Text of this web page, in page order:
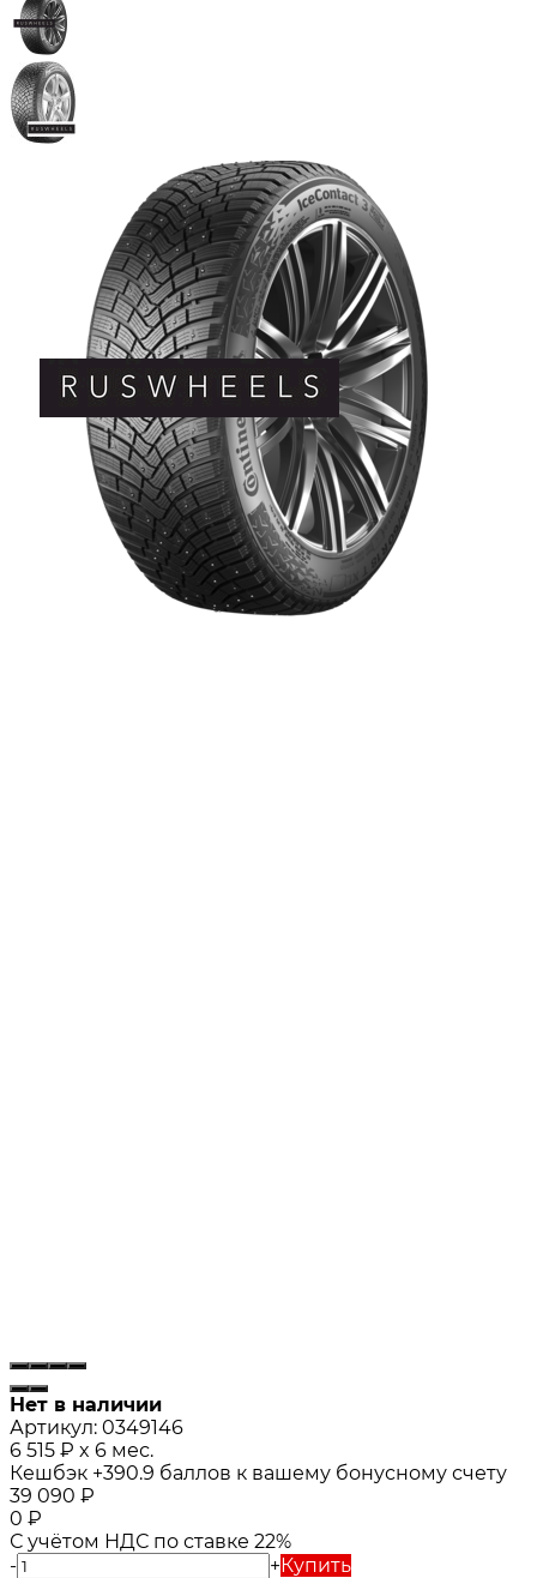
Нет в наличии
Артикул: 0349146
6 515 ₽ x 6 мес.
Кешбэк +390.9 баллов к вашему бонусному счету
39 090 ₽
0 ₽
С учётом НДС по ставке 22%
-
+Купить